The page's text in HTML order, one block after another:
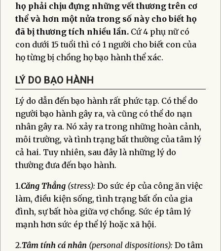
họ phải chịu đựng những vết thương trên cơ
thể và hơn một nửa trong số này cho biết họ
đã bị thương tích nhiều lần. Cứ 4 phụ nữ có
con dưới 15 tuổi thì có 1 người cho biết con của
họ từng bị chồng họ bạo hành thể xác.
LÝ DO BẠO HÀNH
Lý do dẫn đến bạo hành rất phức tạp. Có thể do
người bạo hành gây ra, và cũng có thể do nạn
nhân gây ra. Nó xảy ra trong những hoàn cảnh,
môi trường, và tình trạng bất thường của tâm lý
cả hai. Tuy nhiên, sau đây là những lý do
thường đưa đến bạo hành.
1.Căng Thẳng (stress): Do sức ép của công ăn việc
làm, điều kiện sống, tình trạng bất ổn của gia
đình, sự bất hòa giữa vợ chồng. Sức ép tâm lý
mạnh hơn sức ép thể lý hoặc xã hội.
2.Tâm tính cá nhân (personal dispositions): Do tâm